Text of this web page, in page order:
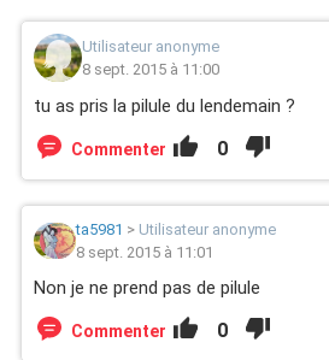
Utilisateur anonyme
8 sept. 2015 à 11:00
tu as pris la pilule du lendemain ?
Commenter 0
ta5981 > Utilisateur anonyme
8 sept. 2015 à 11:01
Non je ne prend pas de pilule
Commenter 0